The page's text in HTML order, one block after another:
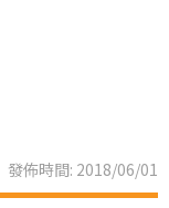
發佈時間: 2018/06/01